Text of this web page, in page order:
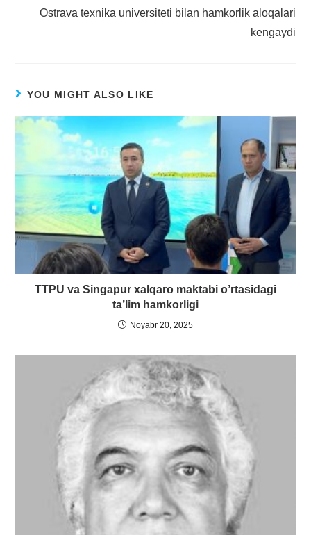
Ostrava texnika universiteti bilan hamkorlik aloqalari
kengaydi
YOU MIGHT ALSO LIKE
TTPU va Singapur xalqaro maktabi o’rtasidagi
ta’lim hamkorligi
Noyabr 20, 2025